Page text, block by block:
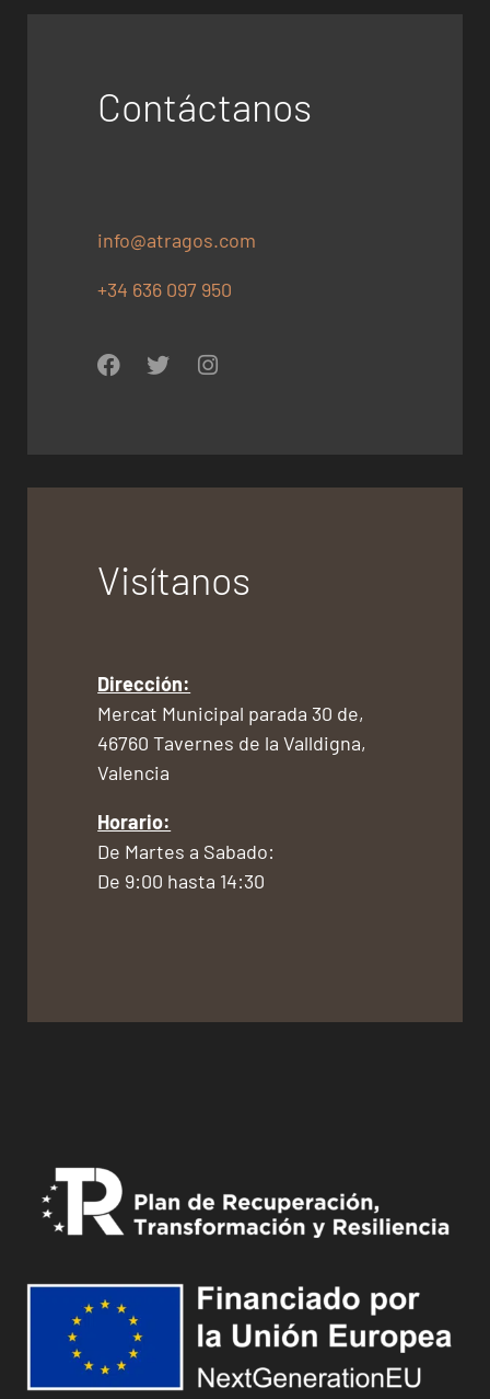
Contáctanos
info@atragos.com
+34 636 097 950
Visítanos
Dirección:
Mercat Municipal parada 30 de,
46760 Tavernes de la Valldigna,
Valencia
Horario:
De Martes a Sabado:
De 9:00 hasta 14:30